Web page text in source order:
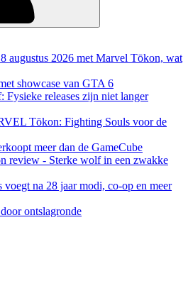
augustus 2026 met Marvel Tōkon, wat
showcase van GTA 6
Fysieke releases zijn niet langer
Tōkon: Fighting Souls voor de
meer dan de GameCube
review - Sterke wolf in een zwakke
voegt na 28 jaar modi, co-op en meer
ontslagronde